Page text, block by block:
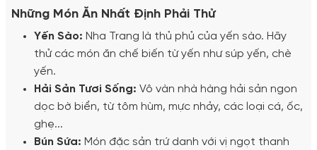
Những Món Ăn Nhất Định Phải Thử
Yến Sào: Nha Trang là thủ phủ của yến sào. Hãy
thử các món ăn chế biến từ yến như súp yến, chè
yến.
Hải Sản Tươi Sống: Vô vàn nhà hàng hải sản ngon
dọc bờ biển, từ tôm hùm, mực nhảy, các loại cá, ốc,
ghẹ...
Bún Sứa: Món đặc sản trứ danh với vị ngọt thanh